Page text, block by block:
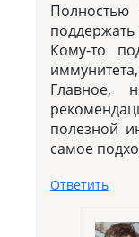
Кому-то
Главное,
полезной
самое
Ответить